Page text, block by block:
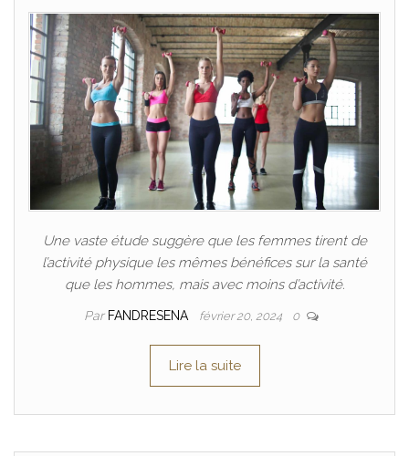
Une vaste étude suggère que les femmes tirent de
l’activité physique les mêmes bénéfices sur la santé
que les hommes, mais avec moins d’activité.
Par FANDRESENA février 20, 2024 0
Lire la suite